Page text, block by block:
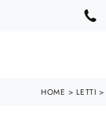
HOME > LETTI >